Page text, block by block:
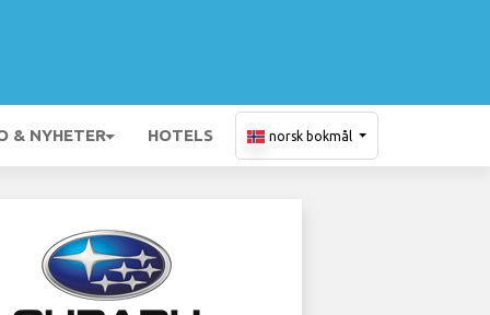
& NYHETER HOTELS norsk bokmål